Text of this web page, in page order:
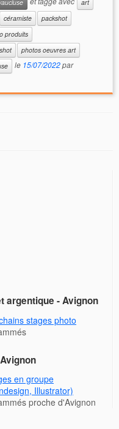
art
céramiste
packshot
produits
photos oeuvres art
le 15/07/2022par
argentique - Avignon
stages photo
en groupe
Illustrator)
proche d'Avignon